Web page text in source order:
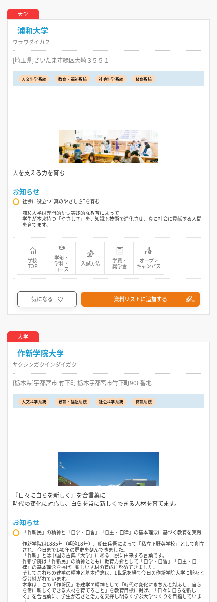
大学
浦和大学
ウラワダイガク
[埼玉県]さいたま市緑区大崎３５５１
人文科学系統 教育・福祉系統 社会科学系統 体育系統
人を支える力を育む
お知らせ
社会に役立つ"真のやさしさ"を育む
浦和大学は専門的かつ実践的な教育によって
学生が本来持つ「やさしさ」を、知識と技術で進化させ、真に社会に貢献する人間
を育てます。
学校
TOP
学部・
学科・
コース
入試方法
学費・
奨学金
オープン
キャンパス
気になる 資料リストに追加する
大学
作新学院大学
サクシンガクインダイガク
[栃木県]宇都宮市 竹下町 栃木宇都宮市竹下町908番地
人文科学系統 教育・福祉系統 社会科学系統 体育系統
『日々に自らを新しく』を合言葉に
時代の変化に対応し、自らを常に新しくできる人材を育てます。
お知らせ
「作新民」の精神と「自学・自習」「自主・自律」の基本理念に基づく教育を実践
作新学院は1885年（明治18年）、船田兵吾によって「私立下野英学校」として創立
され、今日まで140年の歴史を刻んできました。
「作新」とは中国の古典『大学』にある一説に由来する言葉です。
作新学院は「作新民」の精神とともに教育方針として「自学・自習」「自主・自
律」の基本理念を掲げ、新しい人材の育成に努めてきました。
そしてこれらの建学の精神と基本理念は、1世紀を経て今日の作新学院大学に脈々と
受け継がれています。
本学は、この「作新民」を建学の精神として「時代の変化にきちんと対応し、自ら
を常に新しくできる人材を育てること」を教育目標に掲げ、「日々に自らを新し
く」を合言葉に、学生が若さと活力を発揮し明るく学ぶ大学つくりを目指していま